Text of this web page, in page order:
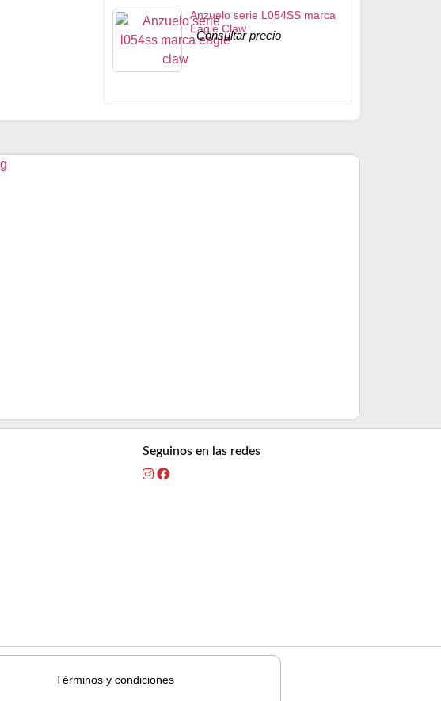
Anzuelo serie L054SS marca
Eagle Claw
Consultar precio
Seguinos en las redes
Términos y condiciones